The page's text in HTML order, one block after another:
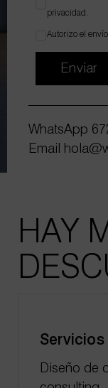
privacidad .
Autorizo el
Enviar
WhatsApp
Email
HAY
Servicios
Diseño de